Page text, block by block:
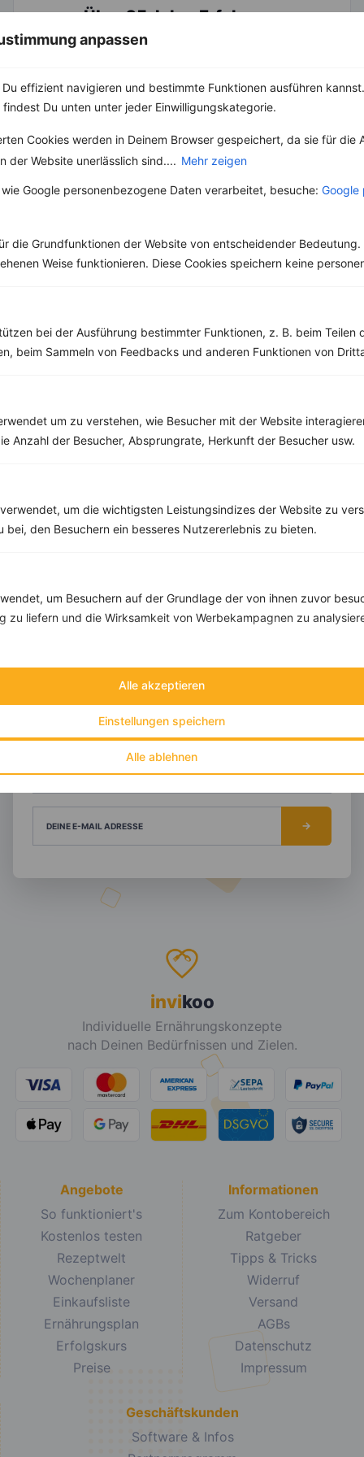
anpassen
effizient navigieren und bestimmte Funktionen ausführen
Du unten unter jeder Einwilligungskategorie.
Cookies werden in Deinem Browser gespeichert, da sie für die
der Website unerlässlich sind.... Mehr zeigen
Google personenbezogene Daten verarbeitet, besuche: Google
die Grundfunktionen der Website von entscheidender Bedeutung.
Weise funktionieren. Diese Cookies speichern keine
bei der Ausführung bestimmter Funktionen, z. B. beim Teilen
beim Sammeln von Feedbacks und anderen Funktionen von
um zu verstehen, wie Besucher mit der Website
Anzahl der Besucher, Absprungrate, Herkunft der Besucher usw.
um die wichtigsten Leistungsindizes der Website zu
bei, den Besuchern ein besseres Nutzererlebnis zu bieten.
um Besuchern auf der Grundlage der von ihnen zuvor
zu liefern und die Wirksamkeit von Werbekampagnen zu
Alle ablehnen
Einstellungen speichern
Alle akzeptieren
Über 25 Jahre Erfahrung
DiplomsportlehrerPeter Kmiecik
hat erpräventiv-medizinische Bewegungsprogrammesowie
dasactiwita Ernährungskonzeptentwickelt. Mit diesen
Strategien zur Gesunderhaltung. Als Gesundheitscoach
jahrzehntelangen Praxis
viele tausend
Teilnehmer persönlich und stellt seine Konzepte und
zur Verfügung.
10 %Gutschein für unseren Shop
Tipps & Tricks Aktionen & Rabatte
Werde Teil voninvikoo.
VORNAME
DEINE E-MAIL ADRESSE
invikoo
Individuelle Ernährungskonzepte
nach Deinen Bedürfnissen und Zielen.
Angebote
So funktioniert's
Kostenlos testen
Rezeptwelt
Wochenplaner
Einkaufsliste
Ernährungsplan
Erfolgskurs
Preise
Informationen
Zum Kontobereich
Ratgeber
Tipps & Tricks
Widerruf
Versand
AGBs
Datenschutz
Impressum
Geschäftskunden
Software & Infos